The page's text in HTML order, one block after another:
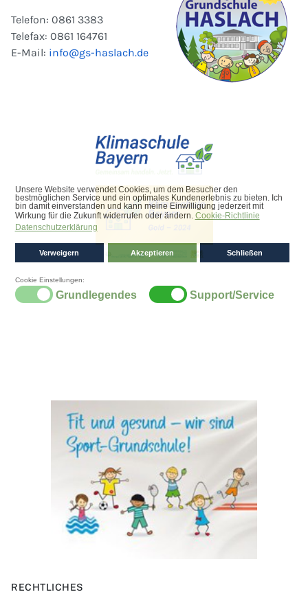
Telefon: 0861 3383
Telefax: 0861 164761
E-Mail: info@gs-haslach.de
RECHTLICHES